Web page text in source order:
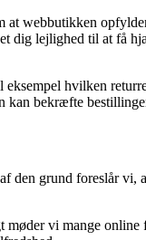
at webbutikken
dig lejlighed til at få
hvilken
kan bekræfte
den grund foreslår vi,
møder vi mange online